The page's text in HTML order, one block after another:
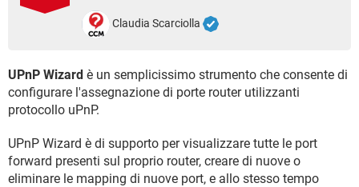
TIKTOK
Claudia Scarciolla
UPnP Wizard è un semplicissimo strumento che consente di
configurare l'assegnazione di porte router utilizzanti
protocollo uPnP.
UPnP Wizard è di supporto per visualizzare tutte le port
forward presenti sul proprio router, creare di nuove o
eliminare le mapping di nuove port, e allo stesso tempo